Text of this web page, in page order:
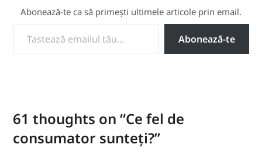
Abonează-te ca să primești ultimele articole prin email.
TASTEAZĂ EMAILUL TĂU...
Abonează-te
61 thoughts on “Ce fel de
consumator sunteți?”